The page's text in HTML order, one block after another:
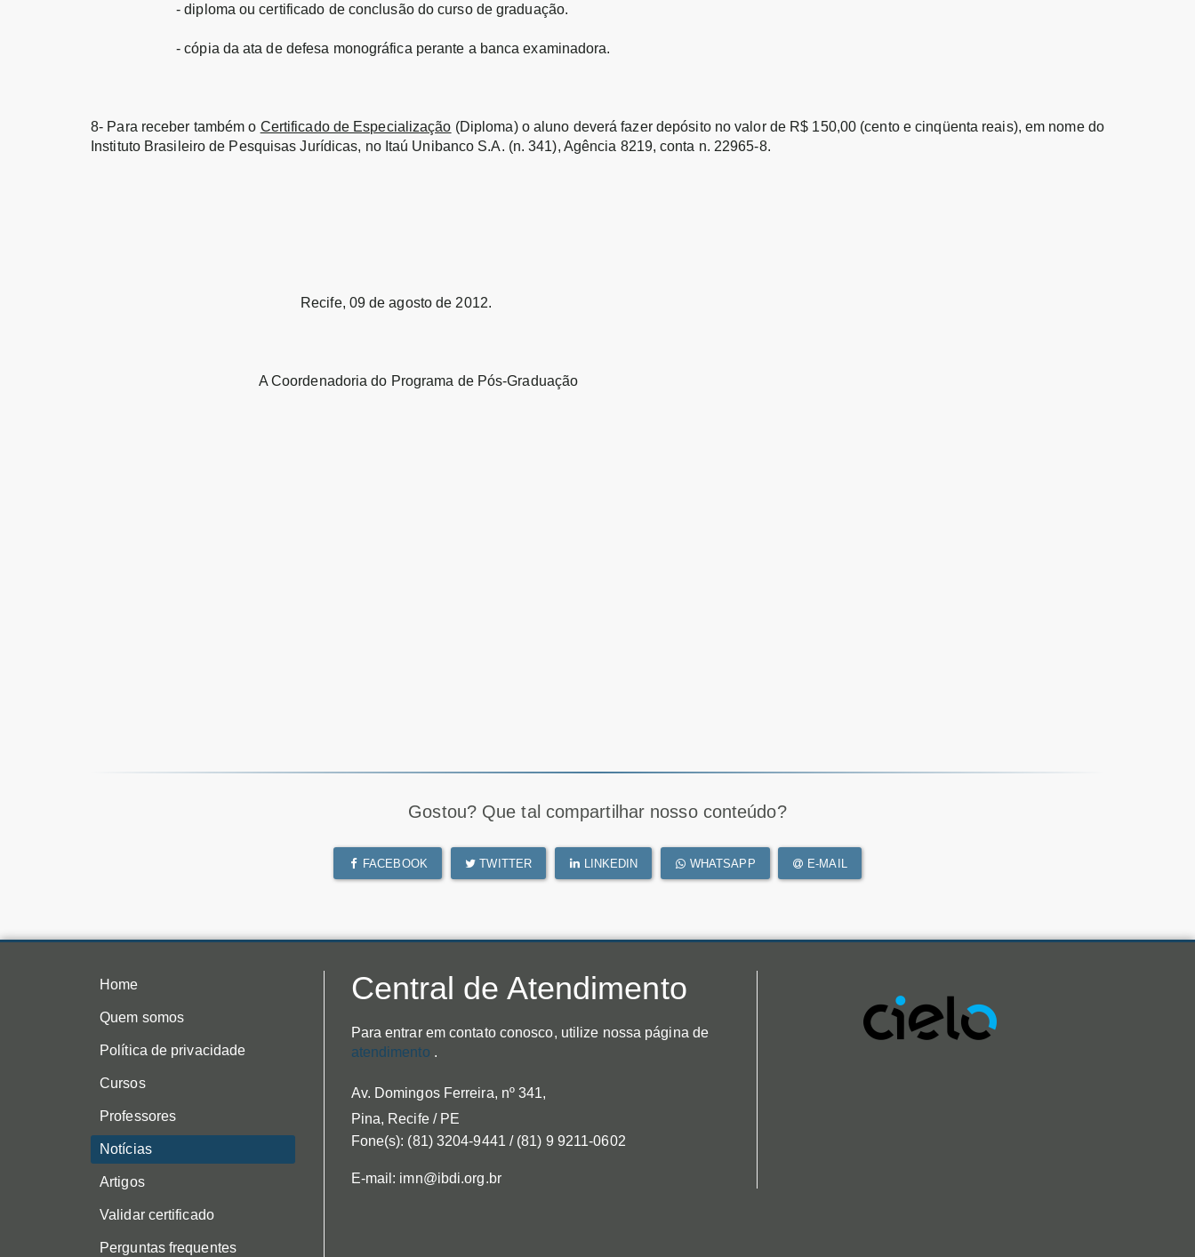
- diploma ou certificado de conclusão do curso de graduação.
- cópia da ata de defesa monográfica perante a banca examinadora.
8- Para receber também o Certificado de Especialização (Diploma) o aluno deverá fazer depósito no valor de R$ 150,00 (cento e cinqüenta reais), em nome do
Instituto Brasileiro de Pesquisas Jurídicas, no Itaú Unibanco S.A. (n. 341), Agência 8219, conta n. 22965-8.
Recife, 09 de agosto de 2012.
A Coordenadoria do Programa de Pós-Graduação
Gostou? Que tal compartilhar nosso conteúdo?
FACEBOOK TWITTER LINKEDIN WHATSAPP E-MAIL
Home
Quem somos
Política de privacidade
Cursos
Professores
Notícias
Artigos
Validar certificado
Perguntas frequentes
Central de Atendimento
Para entrar em contato conosco, utilize nossa página de
atendimento .
Av. Domingos Ferreira, nº 341,
Pina, Recife / PE
Fone(s): (81) 3204-9441 / (81) 9 9211-0602
E-mail: imn@ibdi.org.br